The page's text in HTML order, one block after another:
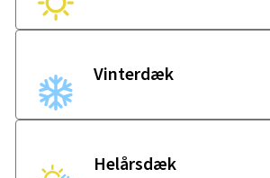
Vinterdæk
Helårsdæk